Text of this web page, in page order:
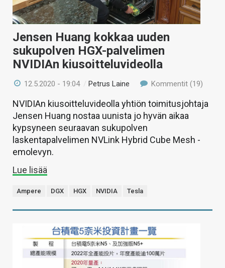
Jensen Huang kokkaa uuden
sukupolven HGX-palvelimen
NVIDIAn kiusoitteluvideolla
12.5.2020 - 19:04 / Petrus Laine Kommentit (19)
NVIDIAn kiusoitteluvideolla yhtiön toimitusjohtaja
Jensen Huang nostaa uunista jo hyvän aikaa
kypsyneen seuraavan sukupolven
laskentapalvelimen NVLink Hybrid Cube Mesh -
emolevyn.
Lue lisää
Ampere DGX HGX NVIDIA Tesla